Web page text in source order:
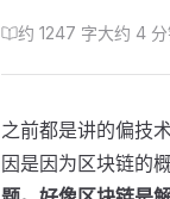
约 1247 字大约 4 分
之前都是讲的偏技
因是因为区块链的